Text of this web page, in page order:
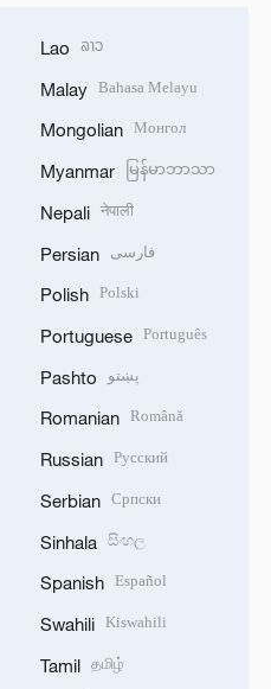
Lao ລາວ
Malay Bahasa Melayu
Mongolian Монгол
Myanmar မြန်မာဘာသာ
Nepali नेपाली
Persian فارسی
Polish Polski
Portuguese Português
Pashto پښتو
Romanian Română
Russian Русский
Serbian Српски
Sinhala සිංහල
Spanish Español
Swahili Kiswahili
Tamil தமிழ்